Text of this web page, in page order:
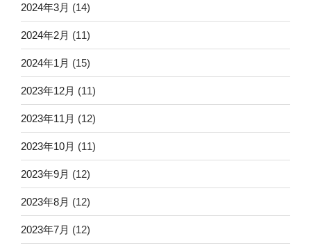
2024年3月 (14)
2024年2月 (11)
2024年1月 (15)
2023年12月 (11)
2023年11月 (12)
2023年10月 (11)
2023年9月 (12)
2023年8月 (12)
2023年7月 (12)